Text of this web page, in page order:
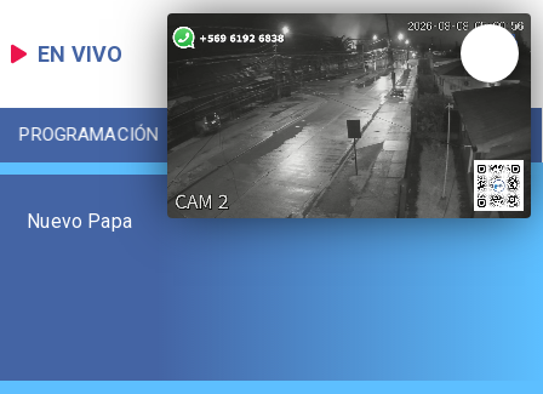
EN VIVO
PROGRAMACIÓN LOCAL DEPORTES
Nuevo Papa